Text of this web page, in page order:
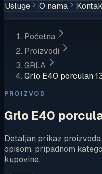
Usluge O nama
Početna
Proizvodi
GRLA
Grlo E40 porculan
PROIZVOD
Grlo E40
Detaljan prikaz
opisom, pripadnom
kupovine.